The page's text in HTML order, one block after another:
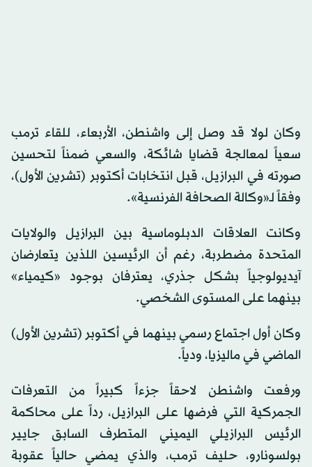
وكان لولا قد وصل إلى واشنطن، الأربعاء، للقاء ترمب
سعياً لمعالجة قضايا شائكة، والسعي ضمناً لتحسين
صورته في البرازيل، قبل انتخابات أكتوبر (تشرين الأول)،
وفقاً لـ«وكالة الصحافة الفرنسية».
وكانت العلاقات الدبلوماسية بين البرازيل والولايات
المتحدة مضطربة، رغم أن الرئيسين اللذين يتعارضان
آيديولوجياً بشكل جذري، يعترفان بوجود «كيمياء»
بينهما على المستوى الشخصي.
وكان أول اجتماع رسمي بينهما في أكتوبر (تشرين الأول)
الماضي في ماليزيا، ودياً.
ورفعت واشنطن لاحقاً جزءاً كبيراً من التعرفات
الجمركية التي فرضها على البرازيل، رداً على محاكمة
الرئيس البرازيلي اليميني المتطرف السابق جايير
بولسونارو، حليف ترمب، والذي يمضي حالياً عقوبة